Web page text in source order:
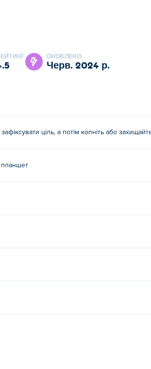
одним із наших обраних Спортивні ігри.
4.5
ОНОВЛЕНО
черв. 2024 р.
ціль, а потім копніть або
планшет